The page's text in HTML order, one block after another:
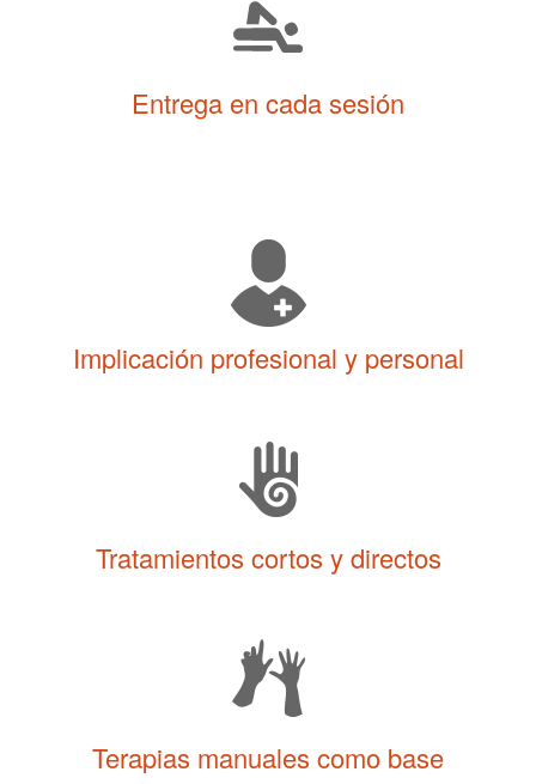
Entrega en cada sesión
Implicación profesional y personal
Tratamientos cortos y directos
Terapias manuales como base